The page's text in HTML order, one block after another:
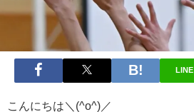
LINE
こんにちは＼(^o^)／